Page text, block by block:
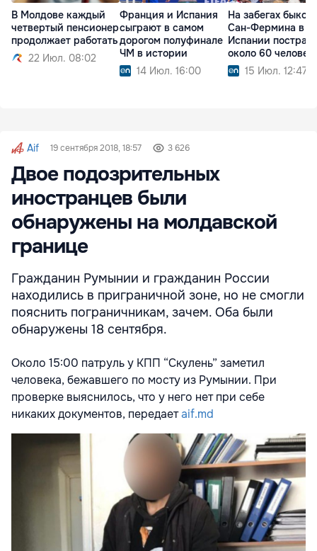
В Молдове каждый
четвертый пенсионер
продолжает работать
22 Июл. 08:02
Франция и Испания
сыграют в самом
дорогом полуфинале
ЧМ в истории
14 Июл. 16:00
На забегах быков
Сан-Фермина в
Испании
около 60 человек
15 Июл. 12:47
Aif 19 сентября 2018, 18:57 3 626
Двое подозрительных
иностранцев были
обнаружены на молдавской
границе
Гражданин Румынии и гражданин России
находились в приграничной зоне, но не смогли
пояснить пограничникам, зачем. Оба были
обнаружены 18 сентября.
Около 15:00 патруль у КПП “Скулень” заметил
человека, бежавшего по мосту из Румынии. При
проверке выяснилось, что у него нет при себе
никаких документов, передаетaif.md